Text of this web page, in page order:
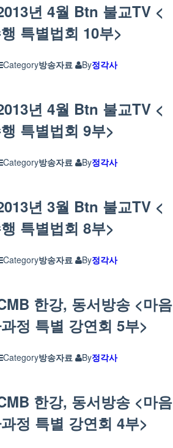
년 4월 Btn 불교TV <
특별법회 10부>
Category방송자료 By정각사
년 4월 Btn 불교TV <
특별법회 9부>
Category방송자료 By정각사
년 3월 Btn 불교TV <
특별법회 8부>
Category방송자료 By정각사
한강, 동서방송 <마음
정 특별 강연회 5부>
Category방송자료 By정각사
한강, 동서방송 <마음
정 특별 강연회 4부>